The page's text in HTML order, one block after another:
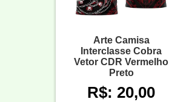
Arte Camisa
Interclasse Cobra
Vetor CDR Vermelho
Preto
R$: 20,00